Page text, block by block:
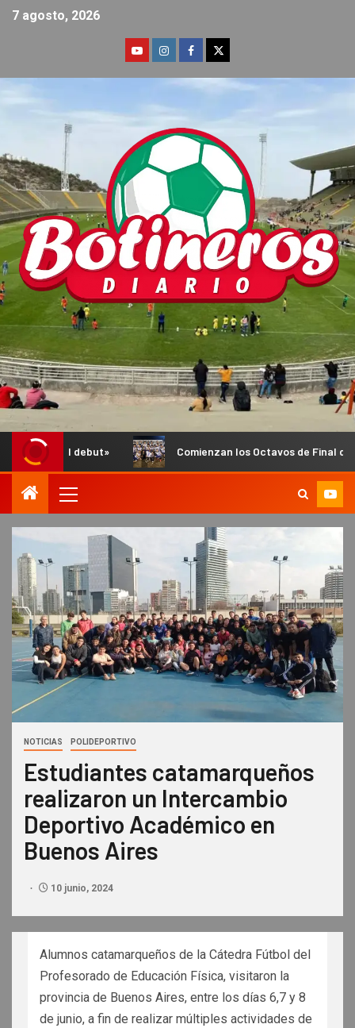
7 agosto, 2026
Comienzan los Octavos de Final del Anual de
NOTICIAS POLIDEPORTIVO
Estudiantes catamarqueños
realizaron un Intercambio
Deportivo Académico en
Buenos Aires
10 junio, 2024
Alumnos catamarqueños de la Cátedra Fútbol del
Profesorado de Educación Física, visitaron la
provincia de Buenos Aires, entre los días 6,7 y 8
de junio, a fin de realizar múltiples actividades de